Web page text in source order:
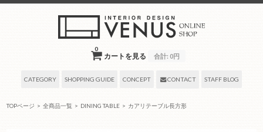
カートを見る
0
合計: 0円
CATEGORY SHOPPING GUIDE CONCEPT CONTACT STAFF BLOG
TOPページ >全商品一覧 > DINING TABLE > カアリテーブル長方形